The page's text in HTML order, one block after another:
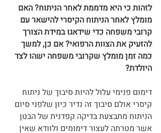
לזהות כי היא מדממת לאחר הניתוח? האם
מומלץ לאחר הניתוח הקיסרי להישאר עם
קרובי משפחה כדי שידאגו במידת הצורך
להזעיק את הצוות הרפואי? אם כן, למשך
כמה זמן מומלץ שקרובי משפחה ישהו לצד
היולדת?
דימום פנימי עלול להיות סיבוך של ניתוח
קיסרי אולם סיבוך זה נדיר כיון שלפני סיום
הניתוח מתבצעת בדיקה קפדנית של הבטן
אשר מטרתה לעצור דימומים ולוודא שאין